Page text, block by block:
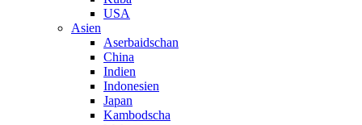
USA
Asien
Aserbaidschan
China
Indien
Indonesien
Japan
Kambodscha